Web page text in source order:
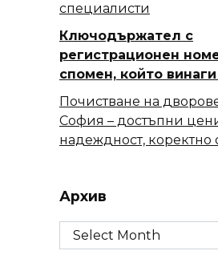
специалисти
Ключодържател с
регистрационен
спомен, който
Почистване на
София – достъпни
надеждност,
Архив
Архив